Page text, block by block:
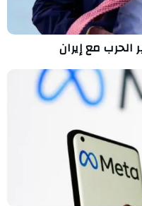
مع إيران